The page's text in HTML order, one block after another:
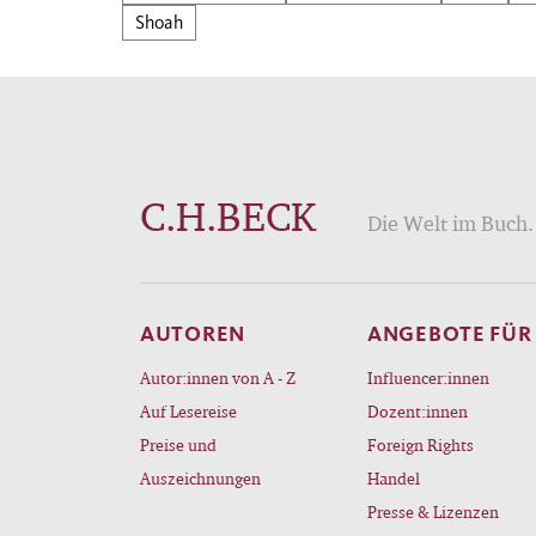
Ehe,
Shoah
C.H.BECK Die Welt im Buch.
AUTOREN
Autor:innen von A - Z
Auf Lesereise
Preise und
Auszeichnungen
ANGEBOTE FÜR
Influencer:innen
Dozent:innen
Foreign Rights
Handel
Presse & Lizenzen